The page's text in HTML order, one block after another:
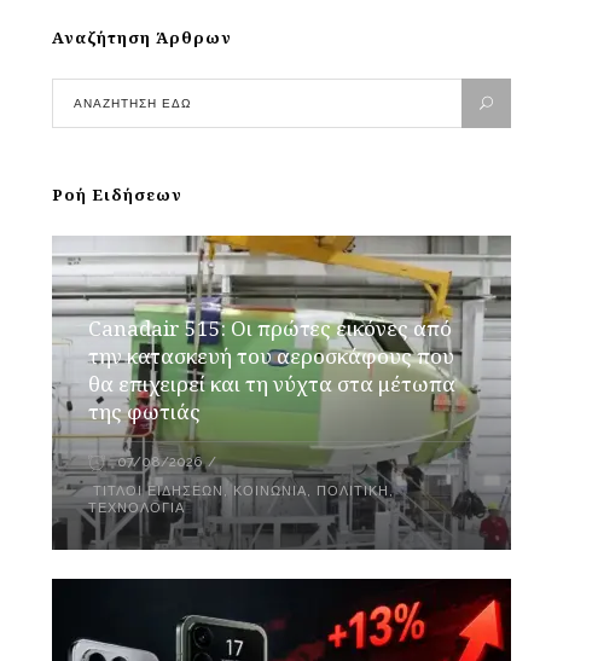
Αναζήτηση Άρθρων
Ροή Ειδήσεων
Canadair 515: Οι πρώτες εικόνες από
την κατασκευή του αεροσκάφους που
θα επιχειρεί και τη νύχτα στα μέτωπα
της φωτιάς
07/08/2026
ΤΊΤΛΟΙ ΕΙΔΉΣΕΩΝ , ΚΟΙΝΩΝΙΑ, ΠΟΛΙΤΙΚΉ ,
ΤΕΧΝΟΛΟΓΊΑ